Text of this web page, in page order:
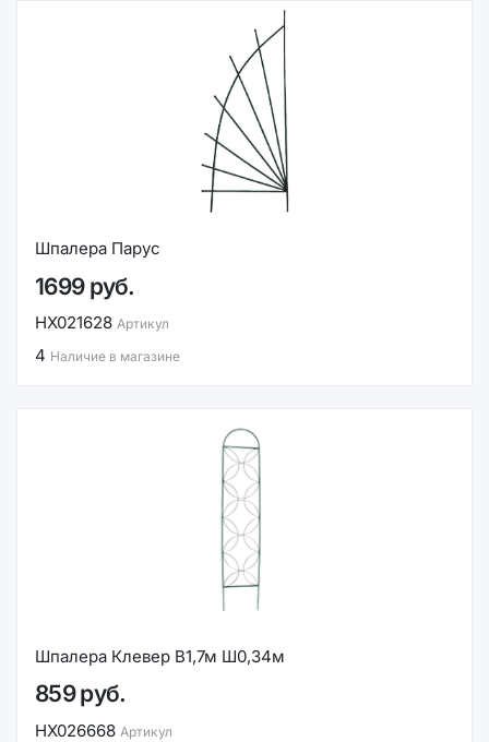
Шпалера Парус
1699 руб.
НХ021628 Артикул
4 Наличие в магазине
Шпалера Клевер В1,7м Ш0,34м
859 руб.
НХ026668 Артикул